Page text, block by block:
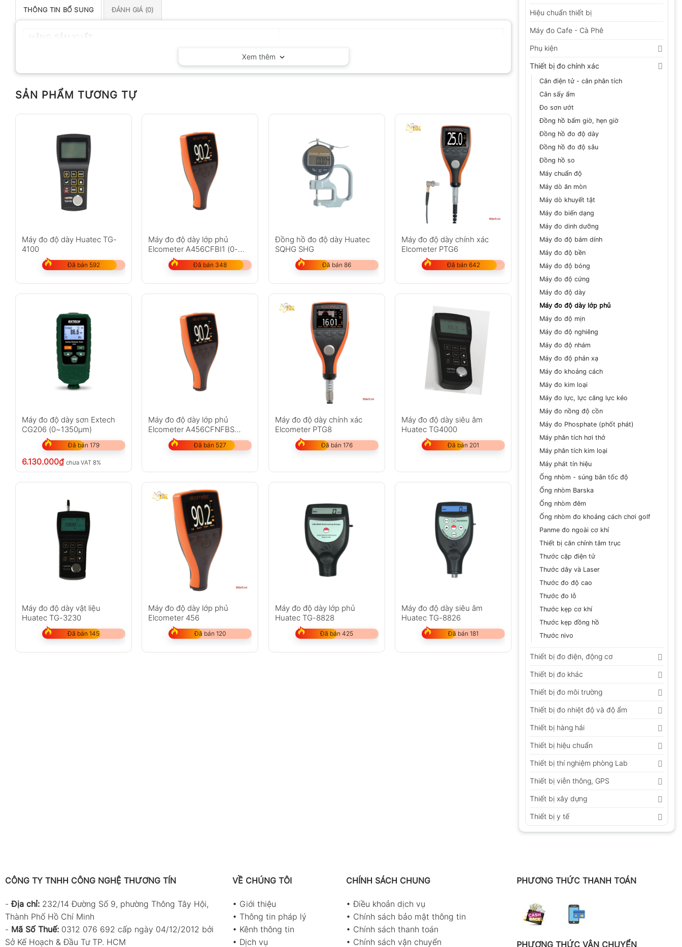
Hiệu chuẩn thiết bị
Máy đo Cafe - Cà Phê
Phụ kiện
Thiết bị đo chính xác
Cân điện tử - cân phân tích
Cân sấy ẩm
Đo sơn ướt
Đồng hồ bấm giờ, hẹn giờ
Đồng hồ đo độ dày
Đồng hồ đo độ sâu
Đồng hồ so
Máy chuẩn độ
Máy dò ăn mòn
Máy dò khuyết tật
Máy đo biến dạng
Máy đo dinh dưỡng
Máy đo độ bám dính
Máy đo độ bền
Máy đo độ bóng
Máy đo độ cứng
Máy đo độ dày
Máy đo độ dày lớp phủ
Máy đo độ mịn
Máy đo độ nghiêng
Máy đo độ nhám
Máy đo độ phản xạ
Máy đo khoảng cách
Máy đo kim loại
Máy đo lực, lực căng lực kéo
Máy đo nồng độ cồn
Máy đo Phosphate (phốt phát)
Máy phân tích hơi thở
Máy phân tích kim loại
Máy phát tín hiệu
Ống nhòm - súng bắn tốc độ
Ống nhòm Barska
Ống nhòm đêm
Ống nhòm đo khoảng cách chơi golf
Panme đo ngoài cơ khí
Thiết bị căn chỉnh tâm trục
Thước cặp điện tử
Thước dây và Laser
Thước đo độ cao
Thước đo lỗ
Thước kẹp cơ khí
Thước kẹp đồng hồ
Thước nivo
Thiết bị đo điện, động cơ
Thiết bị đo khác
Thiết bị đo môi trường
Thiết bị đo nhiệt độ và độ ẩm
Thiết bị hàng hải
Thiết bị hiệu chuẩn
Thiết bị thí nghiệm phòng Lab
Thiết bị viễn thông, GPS
Thiết bị xây dựng
Thiết bị y tế
THÔNG TIN BỔ SUNG ĐÁNH GIÁ (0)
Xem thêm
SẢN PHẨM TƯƠNG TỰ
Máy đo độ dày Huatec TG-
4100
Đã bán 592
Máy đo độ dày lớp phủ
Elcometer A456CFBI1 (0-
1500?m)
Đã bán 348
Đồng hồ đo độ dày Huatec
SQHG SHG
Đã bán 86
Máy đo độ dày chính xác
Elcometer PTG6
Đã bán 642
Máy đo độ dày sơn Extech
CG206 (0~1350µm)
Đã bán 179
6.130.000₫ chưa VAT 8%
Máy đo độ dày lớp phủ
Elcometer A456CFNFBS
(Chưa bao gồm đầu dò)
Đã bán 527
Máy đo độ dày chính xác
Elcometer PTG8
Đã bán 176
Máy đo độ dày siêu âm
Huatec TG4000
Đã bán 201
Máy đo độ dày vật liệu
Huatec TG-3230
Đã bán 145
Máy đo độ dày lớp phủ
Elcometer 456
Đã bán 120
Máy đo độ dày lớp phủ
Huatec TG-8828
Đã bán 425
Máy đo độ dày siêu âm
Huatec TG-8826
Đã bán 181
CÔNG TY TNHH CÔNG NGHỆ THƯƠNG TÍN
-Địa chỉ: 232/14 Đường Số 9, phường Thông Tây Hội,
Thành Phố Hồ Chí Minh
- Mã Số Thuế: 0312 076 692 cấp ngày 04/12/2012 bởi
Sở Kế Hoạch & Đầu Tư TP. HCM
VỀ CHÚNG TÔI
• Giới thiệu
• Thông tin pháp lý
• Kênh thông tin
• Dịch vụ
CHÍNH SÁCH CHUNG
•Điều khoản dịch vụ
• Chính sách bảo mật thông tin
• Chính sách thanh toán
• Chính sách vận chuyển
PHƯƠNG THỨC THANH TOÁN
PHƯƠNG THỨC VẬN CHUYỂN